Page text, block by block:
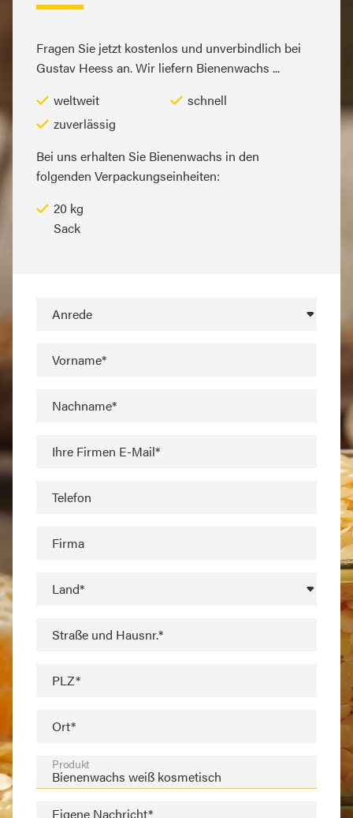
Fragen Sie jetzt kostenlos und unverbindlich bei
Gustav Heess an. Wir liefern Bienenwachs ...
weltweit
schnell
zuverlässig
Bei uns erhalten Sie Bienenwachs in den
folgenden Verpackungseinheiten:
20 kg
Sack
Anrede
Vorname*
Nachname*
Ihre Firmen E-Mail*
Telefon
Firma
Land*
Straße und Hausnr.*
PLZ*
Ort*
Produkt
Eigene Nachricht*